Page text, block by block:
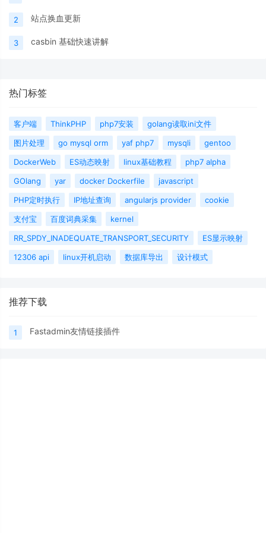
2 站点换血更新
3 casbin 基础快速讲解
热门标签
客户端 ThinkPHP php7安装
golang读取ini文件
图片处理
go mysql orm yaf php7 mysqli
gentoo
DockerWeb
ES动态映射 linux基础教程
php7 alpha
GOlang
yar docker Dockerfile
javascript
PHP定时执行
IP地址查询 angularjs provider
cookie
支付宝
百度词典采集
kernel
RR_SPDY_INADEQUATE_TRANSPORT_SECURITY
ES显示映射
12306 api
linux开机启动 数据库导出 设计模式
推荐下载
1 Fastadmin友情链接插件